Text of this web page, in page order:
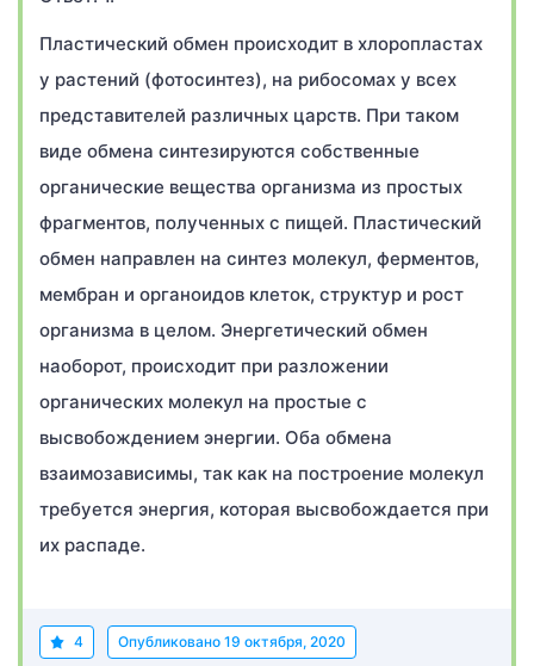
Пластический обмен происходит в хлоропластах
у растений (фотосинтез), на рибосомах у всех
представителей различных царств. При таком
виде обмена синтезируются собственные
органические вещества организма из простых
фрагментов, полученных с пищей. Пластический
обмен направлен на синтез молекул, ферментов,
мембран и органоидов клеток, структур и рост
организма в целом. Энергетический обмен
наоборот, происходит при разложении
органических молекул на простые с
высвобождением энергии. Оба обмена
взаимозависимы, так как на построение молекул
требуется энергия, которая высвобождается при
их распаде.
4 Опубликовано 19 октября, 2020